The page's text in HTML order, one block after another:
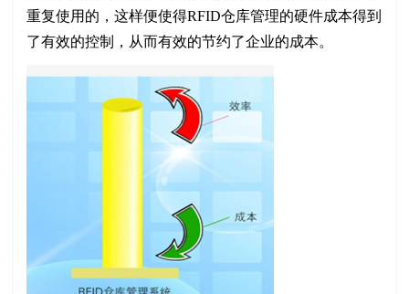
重复使用的，这样便使得RFID仓库管理的硬件成本得到
了有效的控制，从而有效的节约了企业的成本。